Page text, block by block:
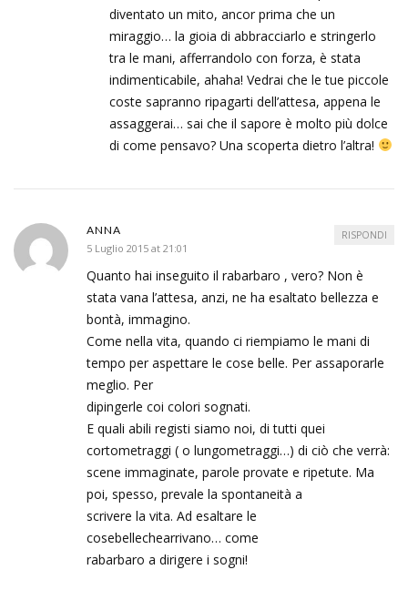
diventato un mito, ancor prima che un
miraggio… la gioia di abbracciarlo e stringerlo
tra le mani, afferrandolo con forza, è stata
indimenticabile, ahaha! Vedrai che le tue piccole
coste sapranno ripagarti dell’attesa, appena le
assaggerai… sai che il sapore è molto più dolce
di come pensavo? Una scoperta dietro l’altra!
ANNA
5 Luglio 2015 at 21:01
Quanto hai inseguito il rabarbaro , vero? Non è
stata vana l’attesa, anzi, ne ha esaltato bellezza e
bontà, immagino.
Come nella vita, quando ci riempiamo le mani di
tempo per aspettare le cose belle. Per assaporarle
meglio. Per
dipingerle coi colori sognati.
E quali abili registi siamo noi, di tutti quei
cortometraggi ( o lungometraggi…) di ciò che verrà:
scene immaginate, parole provate e ripetute. Ma
poi, spesso, prevale la spontaneità a
scrivere la vita. Ad esaltare le
cosebellechearrivano… come
rabarbaro a dirigere i sogni!
RISPONDI